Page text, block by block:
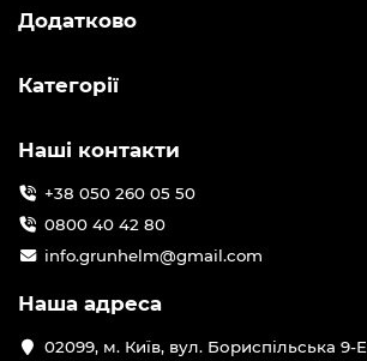
Додатково
Категорії
Наші контакти
+38 050 260 05 50
0800 40 42 80
info.grunhelm@gmail.com
Наша адреса
02099, м. Київ, вул. Бориспільська 9-Е